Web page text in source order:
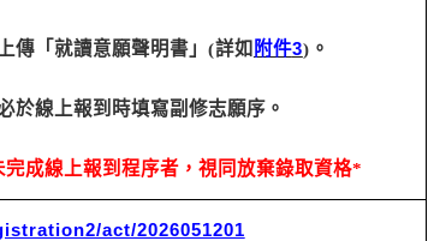
傳「就讀意願聲明書」 (詳如 附件3) 。
於線上報到時填寫副修志願序。
完成線上報到程序者，視同放棄錄取資格*
act/2026051201